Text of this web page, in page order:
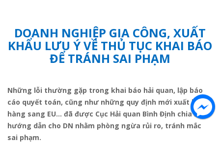
DOANH NGHIỆP GIA CÔNG, XUẤT
KHẨU LƯU Ý VỀ THỦ TỤC KHAI BÁO
ĐỂ TRÁNH SAI PHẠM
Những lỗi thường gặp trong khai báo hải quan, lập báo
cáo quyết toán, cũng như những quy định mới xuất khẩu
hàng sang EU… đã được Cục Hải quan Bình Định chia sẻ,
hướng dẫn cho DN nhằm phòng ngừa rủi ro, tránh mắc
sai phạm.